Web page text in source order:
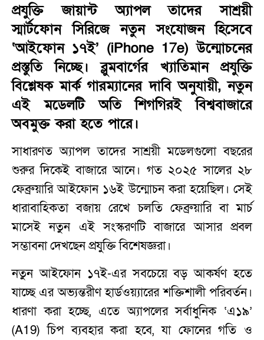
প্রযুক্তি জায়ান্ট অ্যাপল তাদের সাশ্রয়ী
স্মার্টফোন সিরিজে নতুন সংযোজন হিসেবে
‘আইফোন ১৭ই’ (iPhone 17e) উন্মোচনের
প্রস্তুতি নিচ্ছে। ব্লুমবার্গের খ্যাতিমান প্রযুক্তি
বিশ্লেষক মার্ক গারম্যানের দাবি অনুযায়ী, নতুন
এই মডেলটি অতি শিগগিরই বিশ্ববাজারে
অবমুক্ত করা হতে পারে।
সাধারণত অ্যাপল তাদের সাশ্রয়ী মডেলগুলো বছরের
শুরুর দিকেই বাজারে আনে। গত ২০২৫ সালের ২৮
ফেব্রুয়ারি আইফোন ১৬ই উন্মোচন করা হয়েছিল। সেই
ধারাবাহিকতা বজায় রেখে চলতি ফেব্রুয়ারি বা মার্চ
মাসেই নতুন এই সংস্করণটি বাজারে আসার প্রবল
সম্ভাবনা দেখছেন প্রযুক্তি বিশেষজ্ঞরা।
নতুন আইফোন ১৭ই-এর সবচেয়ে বড় আকর্ষণ হতে
যাচ্ছে এর অভ্যন্তরীণ হার্ডওয়্যারের শক্তিশালী পরিবর্তন।
ধারণা করা হচ্ছে, এতে অ্যাপলের সর্বাধুনিক ‘এ১৯’
(A19) চিপ ব্যবহার করা হবে, যা ফোনের গতি ও